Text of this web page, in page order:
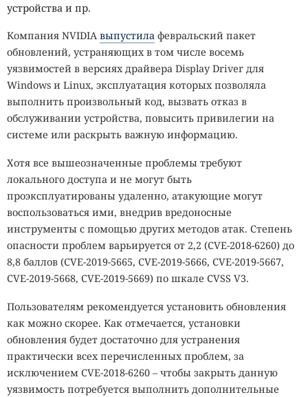
устройства и пр.
Компания NVIDIA выпустила февральский пакет
обновлений, устраняющих в том числе восемь
уязвимостей в версиях драйвера Display Driver для
Windows и Linux, эксплуатация которых позволяла
выполнить произвольный код, вызвать отказ в
обслуживании устройства, повысить привилегии на
системе или раскрыть важную информацию.
Хотя все вышеозначенные проблемы требуют
локального доступа и не могут быть
проэксплуатированы удаленно, атакующие могут
воспользоваться ими, внедрив вредоносные
инструменты с помощью других методов атак. Степень
опасности проблем варьируется от 2,2 (CVE‑2018‑6260) до
8,8 баллов (CVE‑2019‑5665, CVE‑2019‑5666, CVE‑2019‑5667,
CVE‑2019‑5668, CVE‑2019‑5669) по шкале CVSS V3.
Пользователям рекомендуется установить обновления
как можно скорее. Как отмечается, установки
обновления будет достаточно для устранения
практически всех перечисленных проблем, за
исключением CVE-2018-6260 – чтобы закрыть данную
уязвимость потребуется выполнить дополнительные